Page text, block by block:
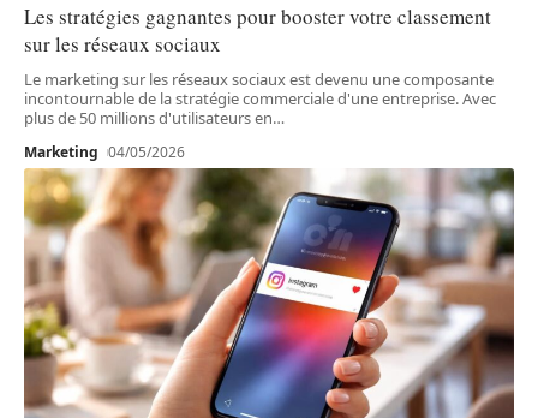
Les stratégies gagnantes pour booster votre classement
sur les réseaux sociaux
Le marketing sur les réseaux sociaux est devenu une composante
incontournable de la stratégie commerciale d'une entreprise. Avec
plus de 50 millions d'utilisateurs en…
Marketing 04/05/2026